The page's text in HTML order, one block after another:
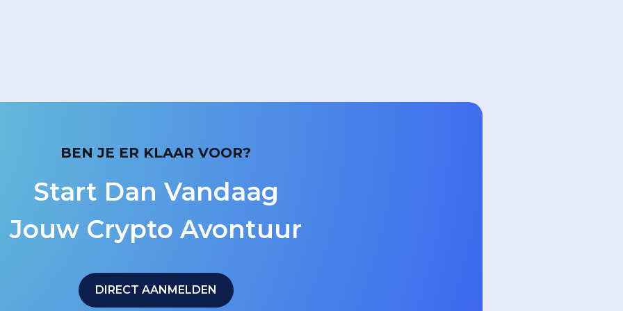
BEN JE ER KLAAR VOOR?
Start Dan Vandaag
Jouw Crypto Avontuur
DIRECT AANMELDEN